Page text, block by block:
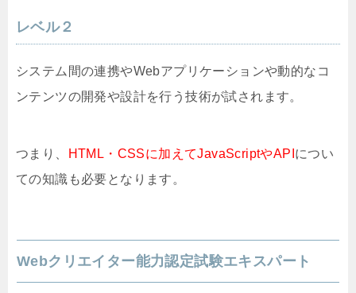
レベル２
システム間の連携やWebアプリケーションや動的なコ
ンテンツの開発や設計を行う技術が試されます。
つまり、 HTML・CSSに加えてJavaScriptやAPI につい
ての知識も必要となります。
Webクリエイター能力認定試験エキスパート